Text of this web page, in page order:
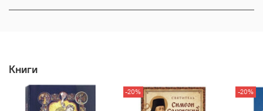
Книги
-20% -20%